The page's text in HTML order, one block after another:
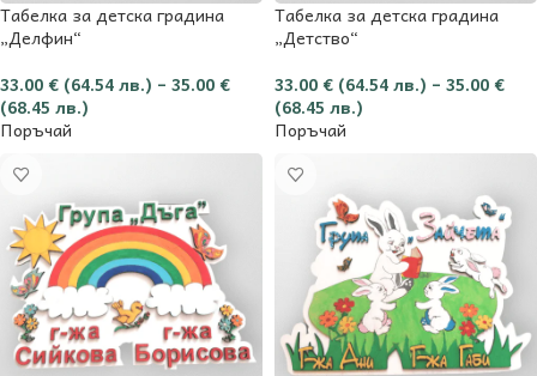
Табелка за детска градина
„Делфин“
33.00 € (64.54 лв.) – 35.00 €
(68.45 лв.)
Поръчай
Табелка за детска градина
„Детство“
33.00 € (64.54 лв.) – 35.00 €
(68.45 лв.)
Поръчай